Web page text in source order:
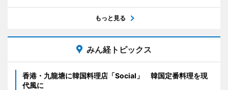
もっと見る
みん経トピックス
香港・九龍塘に韓国料理店「Social」 韓国定番料理を現
代風に